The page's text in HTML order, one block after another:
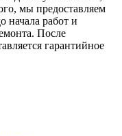
мы предоставляем
начала работ и
После
гарантийное